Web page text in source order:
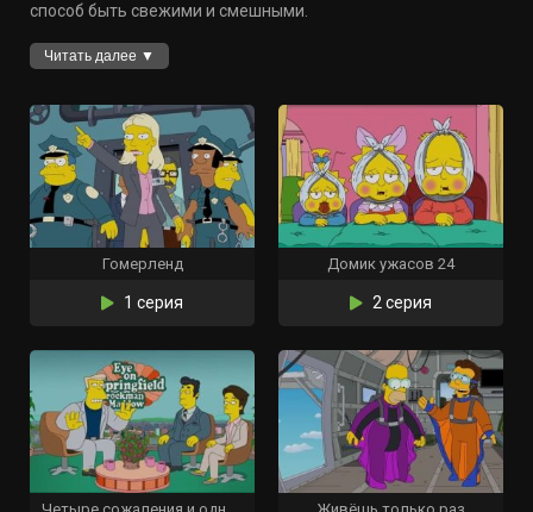
способ быть свежими и смешными.
Читать далее ▼
Гомерленд
1 серия
Домик ужасов 24
2 серия